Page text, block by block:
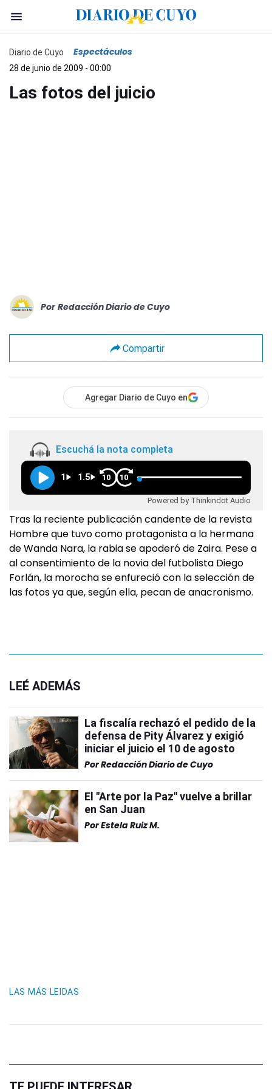
Diario de Cuyo Espectáculos
28 de junio de 2009 - 00:00
Las fotos del juicio
Por Redacción Diario de Cuyo
Compartir
Agregar Diario de Cuyo en
Escuchá la nota completa
1 1.5 10 10
Powered by Thinkindot Audio
Tras la reciente publicación candente de la revista
Hombre que tuvo como protagonista a la hermana
de Wanda Nara, la rabia se apoderó de Zaira. Pese a
al consentimiento de la novia del futbolista Diego
Forlán, la morocha se enfureció con la selección de
las fotos ya que, según ella, pecan de anacronismo.
LEÉ ADEMÁS
La fiscalía rechazó el pedido de la
defensa de Pity Álvarez y exigió
iniciar el juicio el 10 de agosto
PorRedacción Diario de Cuyo
El "Arte por la Paz" vuelve a brillar
en San Juan
PorEstela Ruiz M.
LAS MÁS LEIDAS